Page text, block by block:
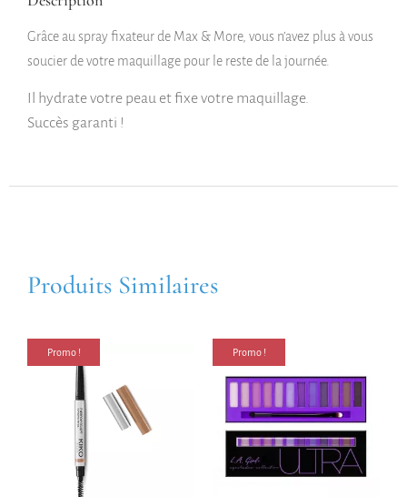
Grâce au spray fixateur de Max & More, vous n’avez plus à vous
soucier de votre maquillage pour le reste de la journée.
Il hydrate votre peau et fixe votre maquillage.
Succès garanti !
Produits Similaires
Promo ! Promo !